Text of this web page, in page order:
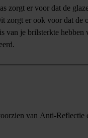
zorgt er voor dat de
zorgt er ook voor dat de
van je brilsterkte hebben
van Anti-Reflectie